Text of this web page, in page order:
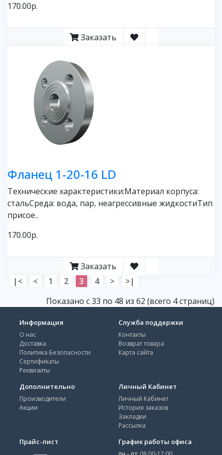
170.00р.
Заказать
Фланец 1-20-16 LD
Технические характеристики:Материал корпуса:
стальСреда: вода, пар, неагрессивные жидкостиТип
присое..
170.00р.
Заказать
|<
< 1 2 3 4 >
>|
Показано с 33 по 48 из 62 (всего 4 страниц)
Информация
О нас
Доставка
Политика Безопасности
Сертификаты
Реквизиты
Служба поддержки
Контакты
Возврат товара
Карта сайта
Дополнительно
Производители
Акции
Личный Кабинет
Личный Кабинет
История заказов
Закладки
Рассылка
Прайс-лист График работы офиса